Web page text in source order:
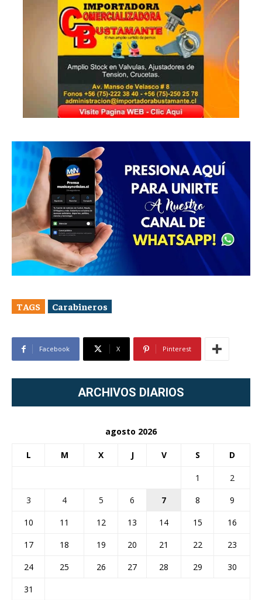
TAGS Carabineros
Facebook X Pinterest
ARCHIVOS DIARIOS
agosto 2026
L M X J V S D
1
2
3
4 5 6 7 8
9
10
11 12 13 14 15
16
17
18 19 20 21 22
23
24
25 26 27 28 29
30
31